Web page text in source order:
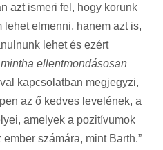
azt ismeri fel, hogy korunk
elmenni, hanem azt is,
lehet és ezért
ellentmondásosan
kapcsolatban megjegyzi,
az ő kedves levelének, a
amelyek a pozitívumok
számára, mint Barth.”